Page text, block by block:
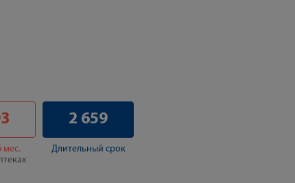
мес.
2 659
Длительный срок